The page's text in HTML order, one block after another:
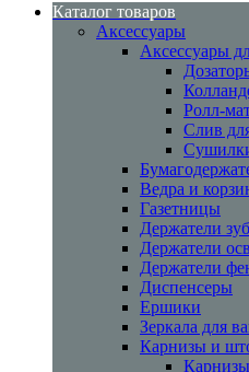
Каталог товаров
Аксессуары
Аксессуары
Ролл-
Слив
Ведра и
Газетницы
Держатели
Держатели
Держатели
Диспенсеры
Ершики
Зеркала для
Карнизы и